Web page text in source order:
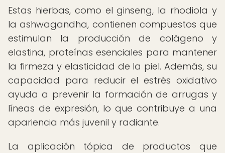
Estas hierbas, como el ginseng, la rhodiola y
la ashwagandha, contienen compuestos que
estimulan la producción de colágeno y
elastina, proteínas esenciales para mantener
la firmeza y elasticidad de la piel. Además, su
capacidad para reducir el estrés oxidativo
ayuda a prevenir la formación de arrugas y
líneas de expresión, lo que contribuye a una
apariencia más juvenil y radiante.
La aplicación tópica de productos que